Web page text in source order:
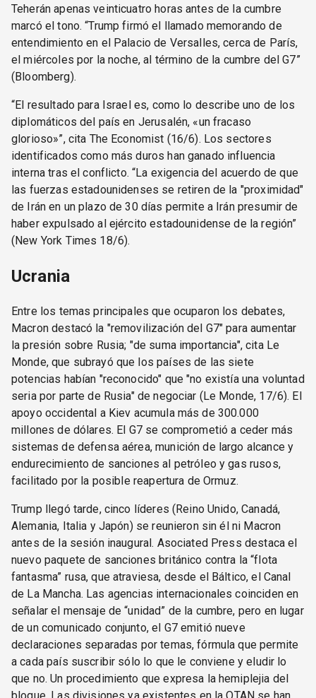
Teherán apenas veinticuatro horas antes de la cumbre
marcó el tono. “Trump firmó el llamado memorando de
entendimiento en el Palacio de Versalles, cerca de París,
el miércoles por la noche, al término de la cumbre del G7”
(Bloomberg).
“El resultado para Israel es, como lo describe uno de los
diplomáticos del país en Jerusalén, «un fracaso
glorioso»”, cita The Economist (16/6). Los sectores
identificados como más duros han ganado influencia
interna tras el conflicto. “La exigencia del acuerdo de que
las fuerzas estadounidenses se retiren de la "proximidad"
de Irán en un plazo de 30 días permite a Irán presumir de
haber expulsado al ejército estadounidense de la región”
(New York Times 18/6).
Ucrania
Entre los temas principales que ocuparon los debates,
Macron destacó la "removilización del G7" para aumentar
la presión sobre Rusia; "de suma importancia", cita Le
Monde, que subrayó que los países de las siete
potencias habían "reconocido" que "no existía una voluntad
seria por parte de Rusia" de negociar (Le Monde, 17/6). El
apoyo occidental a Kiev acumula más de 300.000
millones de dólares. El G7 se comprometió a ceder más
sistemas de defensa aérea, munición de largo alcance y
endurecimiento de sanciones al petróleo y gas rusos,
facilitado por la posible reapertura de Ormuz.
Trump llegó tarde, cinco líderes (Reino Unido, Canadá,
Alemania, Italia y Japón) se reunieron sin él ni Macron
antes de la sesión inaugural. Asociated Press destaca el
nuevo paquete de sanciones británico contra la “flota
fantasma” rusa, que atraviesa, desde el Báltico, el Canal
de La Mancha. Las agencias internacionales coinciden en
señalar el mensaje de “unidad” de la cumbre, pero en lugar
de un comunicado conjunto, el G7 emitió nueve
declaraciones separadas por temas, fórmula que permite
a cada país suscribir sólo lo que le conviene y eludir lo
que no. Un procedimiento que expresa la hemiplejia del